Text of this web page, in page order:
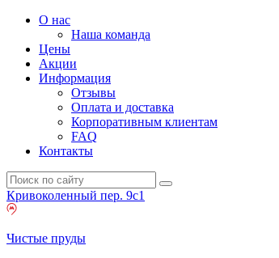
О нас
Наша команда
Цены
Акции
Информация
Отзывы
Оплата и доставка
Корпоративным клиентам
FAQ
Контакты
Кривоколенный пер. 9c1
Чистые пруды